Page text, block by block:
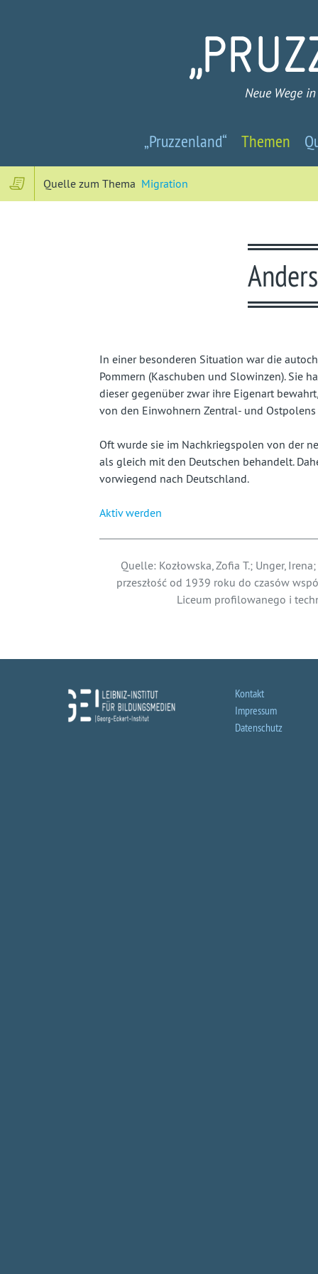
-
Neue
vergessenes
Land
„Pruzzenland“ Themen
Quelle zum Thema Migration
In einer besonderen Situation war die
Pommern (Kaschuben und Slowinzen). Sie
dieser gegenüber zwar ihre Eigenart
von den Einwohnern Zentral- und
Oft wurde sie im Nachkriegspolen von der
als gleich mit den Deutschen behandelt.
vorwiegend nach Deutschland.
Aktiv werden
Quelle: Kozłowska, Zofia T.; Unger,
przeszłość od 1939 roku do czasów
Liceum profilowanego i
Kontakt
Impressum
Datenschutz